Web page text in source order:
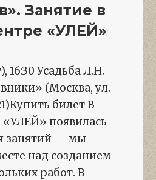
Занятие в
«УЛЕЙ»
16:30 Усадьба Л.Н.
(Москва, ул.
билет В
появилась
занятий — мы
над созданием
работ. В